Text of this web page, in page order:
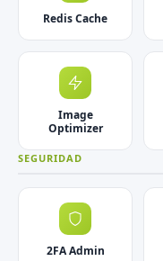
Redis Cache
Image
Optimizer
SEGURIDAD
2FA Admin